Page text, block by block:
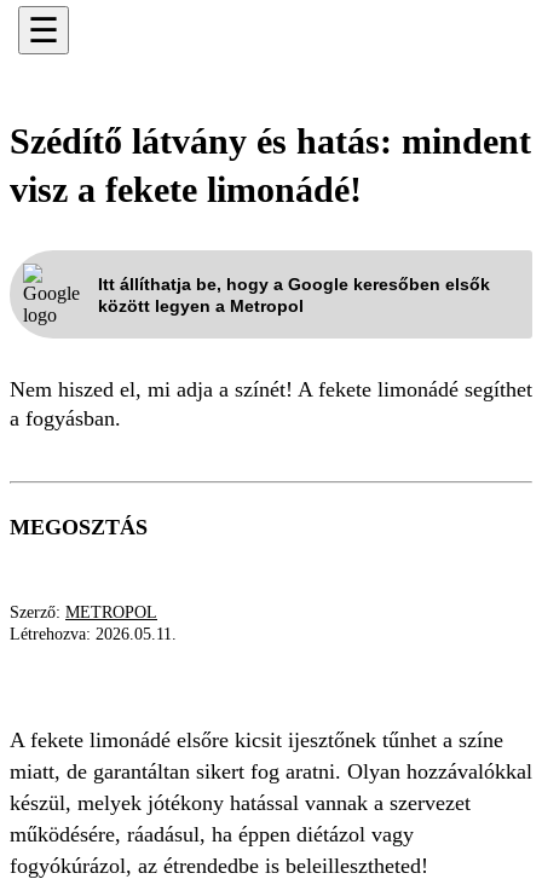
☰
Szédítő látvány és hatás: mindent
visz a fekete limonádé!
Itt állíthatja be, hogy a Google keresőben elsők
között legyen a Metropol
Nem hiszed el, mi adja a színét! A fekete limonádé segíthet
a fogyásban.
MEGOSZTÁS
Szerző: METROPOL
Létrehozva: 2026.05.11.
A fekete limonádé elsőre kicsit ijesztőnek tűnhet a színe
miatt, de garantáltan sikert fog aratni. Olyan hozzávalókkal
készül, melyek jótékony hatással vannak a szervezet
működésére, ráadásul, ha éppen diétázol vagy
fogyókúrázol, az étrendedbe is beleillesztheted!